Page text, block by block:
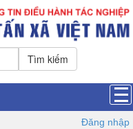
Tìm kiếm
Đăng nhập